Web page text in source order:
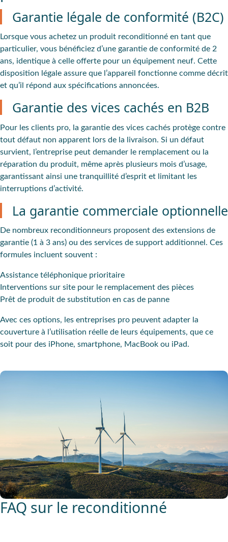
Garantie légale de conformité (B2C)
Lorsque vous achetez un produit reconditionné en tant que
particulier, vous bénéficiez d’une garantie de conformité de 2
ans, identique à celle offerte pour un équipement neuf. Cette
disposition légale assure que l’appareil fonctionne comme décrit
et qu’il répond aux spécifications annoncées.
Garantie des vices cachés en B2B
Pour les clients pro, la garantie des vices cachés protège contre
tout défaut non apparent lors de la livraison. Si un défaut
survient, l’entreprise peut demander le remplacement ou la
réparation du produit, même après plusieurs mois d’usage,
garantissant ainsi une tranquillité d’esprit et limitant les
interruptions d’activité.
La garantie commerciale optionnelle
De nombreux reconditionneurs proposent des extensions de
garantie (1 à 3 ans) ou des services de support additionnel. Ces
formules incluent souvent :
Assistance téléphonique prioritaire
Interventions sur site pour le remplacement des pièces
Prêt de produit de substitution en cas de panne
Avec ces options, les entreprises pro peuvent adapter la
couverture à l’utilisation réelle de leurs équipements, que ce
soit pour des iPhone, smartphone, MacBook ou iPad.
FAQ sur le reconditionné